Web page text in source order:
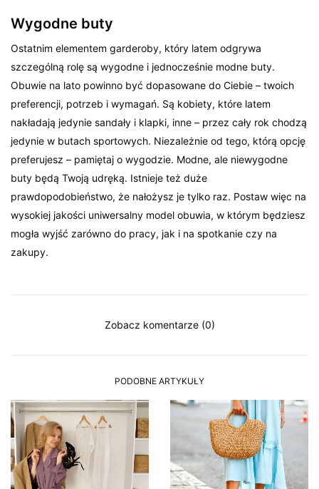
Wygodne buty
Ostatnim elementem garderoby, który latem odgrywa
szczególną rolę są wygodne i jednocześnie modne buty.
Obuwie na lato powinno być dopasowane do Ciebie – twoich
preferencji, potrzeb i wymagań. Są kobiety, które latem
nakładają jedynie sandały i klapki, inne – przez cały rok chodzą
jedynie w butach sportowych. Niezależnie od tego, którą opcję
preferujesz – pamiętaj o wygodzie. Modne, ale niewygodne
buty będą Twoją udręką. Istnieje też duże
prawdopodobieństwo, że nałożysz je tylko raz. Postaw więc na
wysokiej jakości uniwersalny model obuwia, w którym będziesz
mogła wyjść zarówno do pracy, jak i na spotkanie czy na
zakupy.
Zobacz komentarze (0)
PODOBNE ARTYKUŁY